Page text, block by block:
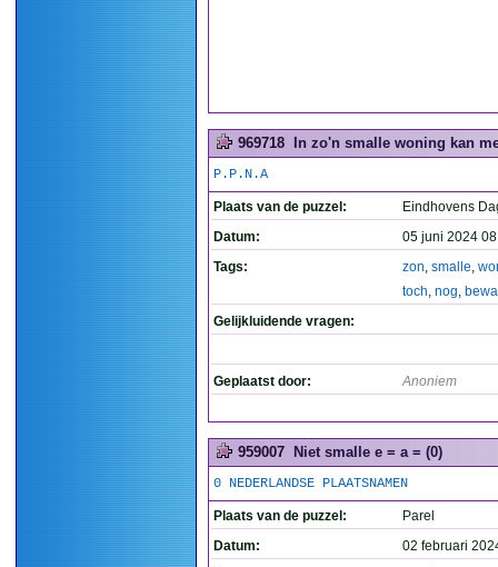
969718 In zo'n smalle woning kan
P.P.N.A
Plaats van de puzzel:
Eindhovens
Datum:
05 juni 2024
Tags:
zon, smalle,
toch, nog,
Gelijkluidende vragen:
Geplaatst door: Anoniem
959007 Niet smalle e = a = (0)
0 NEDERLANDSE PLAATSNAMEN
Plaats van de puzzel:
Parel
Datum:
02 februari